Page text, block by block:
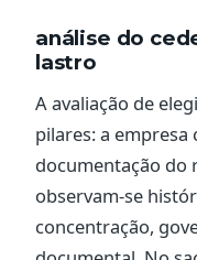
análise do
lastro
A avaliação de
pilares: a empresa
documentação do
observam-se
concentração,